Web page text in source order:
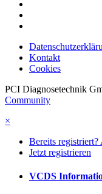
Kontakt
Cookies
PCI Diagnosetechnik
Community
×
Bereits registriert?
Jetzt registrieren
VCDS